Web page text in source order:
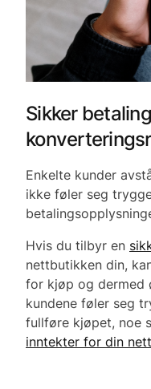
Sikker
Enkelte kunder
ikke føler seg
Hvis du tilbyr en
nettbutikken din,
for kjøp og dermed
kundene føler seg
fullføre kjøpet, noe
inntekter for din